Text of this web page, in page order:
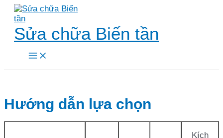
Skip
content
Sửa chữa Biến tần
Main
Hướng dẫn lựa chọn
Kích